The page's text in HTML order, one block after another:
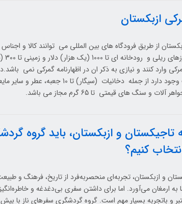
ازبکستان
از طریق فرودگاه های بین المللی می توانند کالا و
وارد کنند و نیازی به ذکر ان در اظهارنامه گمرکی نمی
ورود برخی از کالاها محدودیت وجود دارد از جمله دخانیات (سیگار)
تاجیکستان و ازبکستان، باید گروه
کنیم؟
و ازبکستان، تجربه‌ای منحصربه‌فرد از تاریخ، فرهنگ و
به ارمغان می‌آورد. اما برای داشتن سفری بی‌دغدغه و